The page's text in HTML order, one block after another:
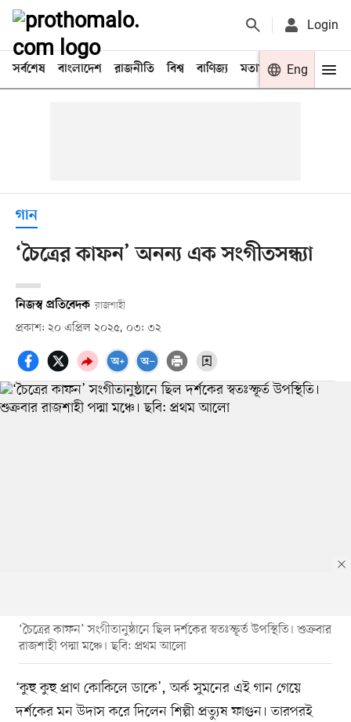
Login
সর্বশেষ বাংলাদেশ রাজনীতি বিশ্ব বাণিজ্য মতামত খেলা
Eng
গান
‘চৈত্রের কাফন’ অনন্য এক সংগীতসন্ধ্যা
নিজস্ব প্রতিবেদক রাজশাহী
প্রকাশ: ২০ এপ্রিল ২০২৫, ০৩: ৩২
‘চৈত্রের কাফন’ সংগীতানুষ্ঠানে ছিল দর্শকের স্বতঃস্ফূর্ত উপস্থিতি। শুক্রবার
রাজশাহী পদ্মা মঞ্চে। ছবি: প্রথম আলো
‘কুহু কুহু প্রাণ কোকিলে ডাকে’, অর্ক সুমনের এই গান গেয়ে
দর্শকের মন উদাস করে দিলেন শিল্পী প্রত্যুষ ফাগুন। তারপরই